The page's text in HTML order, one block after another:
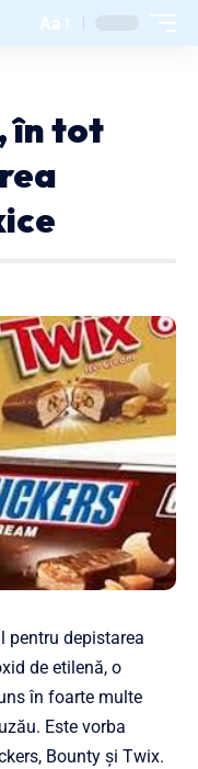
Aa
în tot
pentru depistarea
de etilenă, o
în foarte multe
Este vorba
Bounty și Twix.